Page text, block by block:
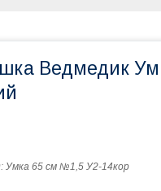
Ведмедик
Умка 65 см №1,5 У2-14кор